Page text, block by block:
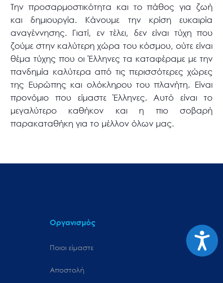
Την προσαρμοστικότητα και το πάθος για ζωή
και δημιουργία. Κάνουμε την κρίση ευκαιρία
αναγέννησης. Γιατί, εν τέλει, δεν είναι τύχη που
ζούμε στην καλύτερη χώρα του κόσμου, ούτε είναι
θέμα τύχης που οι Έλληνες τα καταφέραμε με την
πανδημία καλύτερα από τις περισσότερες χώρες
της Ευρώπης και ολόκληρου του πλανήτη. Είναι
προνόμιο που είμαστε Έλληνες. Αυτό είναι το
μεγαλύτερο καθήκον και η πιο σοβαρή
παρακαταθήκη για το μέλλον όλων μας.
Οργανισμός
Ποιοι είμαστε
Αποστολή